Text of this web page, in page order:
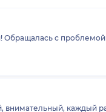
с
внимательный, каждый